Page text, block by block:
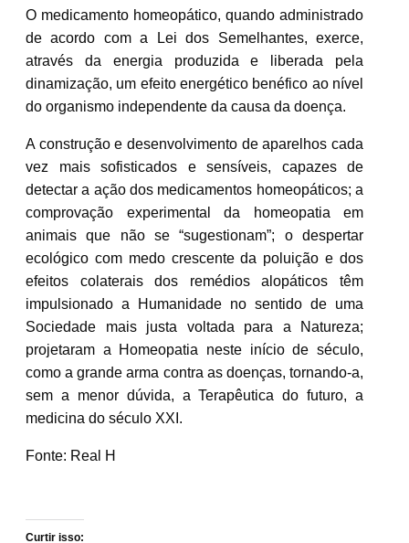
O medicamento homeopático, quando administrado
de acordo com a Lei dos Semelhantes, exerce,
através da energia produzida e liberada pela
dinamização, um efeito energético benéfico ao nível
do organismo independente da causa da doença.
A construção e desenvolvimento de aparelhos cada
vez mais sofisticados e sensíveis, capazes de
detectar a ação dos medicamentos homeopáticos; a
comprovação experimental da homeopatia em
animais que não se “sugestionam”; o despertar
ecológico com medo crescente da poluição e dos
efeitos colaterais dos remédios alopáticos têm
impulsionado a Humanidade no sentido de uma
Sociedade mais justa voltada para a Natureza;
projetaram a Homeopatia neste início de século,
como a grande arma contra as doenças, tornando-a,
sem a menor dúvida, a Terapêutica do futuro, a
medicina do século XXI.
Fonte: Real H
Curtir isso: